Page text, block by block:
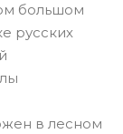
большом
русских
в лесном